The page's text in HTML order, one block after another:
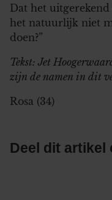
Dat het
het natuurlijk niet
doen?”
Tekst: Jet
zijn de namen in dit
Rosa (34)
Deel dit artikel